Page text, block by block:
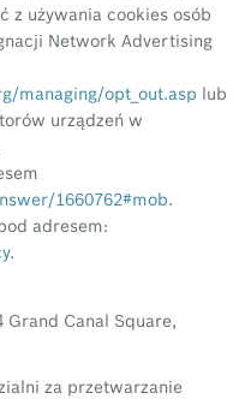
z używania cookies osób
Network Advertising
managing/opt_out.asp lub
urządzeń w
1660762#mob.
adresem:
.
Canal Square,
za przetwarzanie